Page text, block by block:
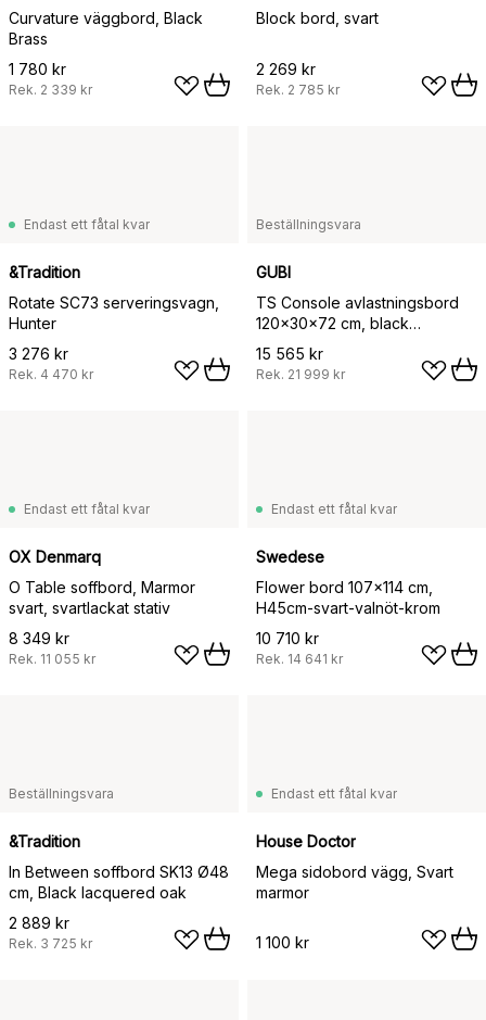
Curvature väggbord, Black
Brass
1 780 kr
Rek. 2 339 kr
Block bord, svart
2 269 kr
Rek. 2 785 kr
Endast ett fåtal kvar
&Tradition
Rotate SC73 serveringsvagn,
Hunter
3 276 kr
Rek. 4 470 kr
Beställningsvara
GUBI
TS Console avlastningsbord
120x30x72 cm, black
marquina marble-svart stativ-
med bricka
15 565 kr
Rek. 21 999 kr
Endast ett fåtal kvar
OX Denmarq
O Table soffbord, Marmor
svart, svartlackat stativ
8 349 kr
Rek. 11 055 kr
Endast ett fåtal kvar
Swedese
Flower bord 107x114 cm,
H45cm-svart-valnöt-krom
10 710 kr
Rek. 14 641 kr
Beställningsvara
&Tradition
In Between soffbord SK13 Ø48
cm, Black lacquered oak
2 889 kr
Rek. 3 725 kr
Endast ett fåtal kvar
House Doctor
Mega sidobord vägg, Svart
marmor
1 100 kr